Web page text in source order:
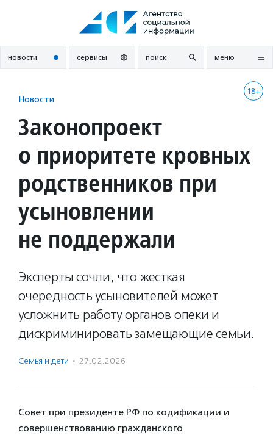
новости сервисы поиск меню
18+
Новости
Законопроект
о приоритете кровных
родственников при
усыновлении
не поддержали
Эксперты сочли, что жесткая
очередность усыновителей может
усложнить работу органов опеки и
дискриминировать замещающие семьи.
Семья и дети · 27.02.2026
Совет при президенте РФ по кодификации и
совершенствованию гражданского